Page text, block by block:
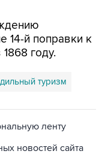
14-й поправки к
году.
туризм
ленту
новостей сайта